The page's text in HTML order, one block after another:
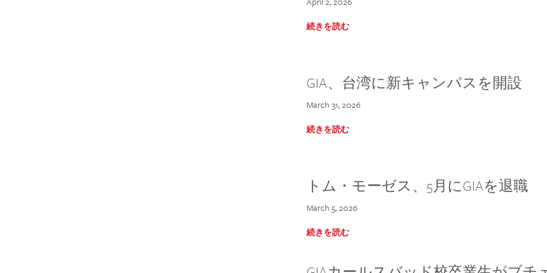
続きを読む
GIA、台湾に新キャンパスを開設
March 31, 2026
続きを読む
トム・モーゼス、5月にGIAを退職
March 5, 2026
続きを読む